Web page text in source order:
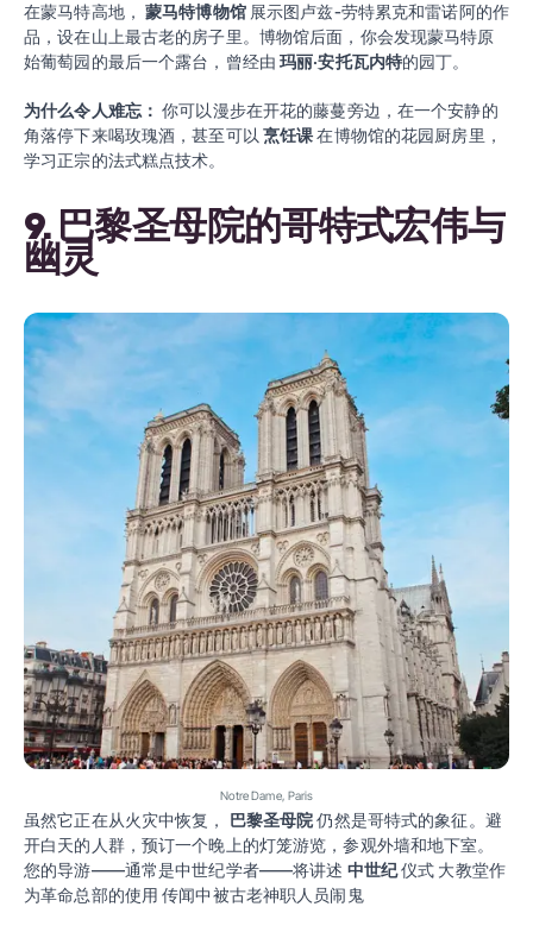
在蒙马特高地，蒙马特博物馆展示图卢兹-劳特累克和雷诺阿的作
品，设在山上最古老的房子里。博物馆后面，你会发现蒙马特原
始葡萄园的最后一个露台，曾经由玛丽·安托瓦内特的园丁。
为什么令人难忘： 你可以漫步在开花的藤蔓旁边，在一个安静的
角落停下来喝玫瑰酒，甚至可以 烹饪课在博物馆的花园厨房里，
学习正宗的法式糕点技术。
9. 巴黎圣母院的哥特式宏伟与
幽灵
Notre Dame, Paris
虽然它正在从火灾中恢复， 巴黎圣母院仍然是哥特式的象征。避
开白天的人群，预订一个晚上的灯笼游览，参观外墙和地下室。
您的导游——通常是中世纪学者——将讲述 中世纪仪式 大教堂作
为革命总部的使用 传闻中被古老神职人员闹鬼